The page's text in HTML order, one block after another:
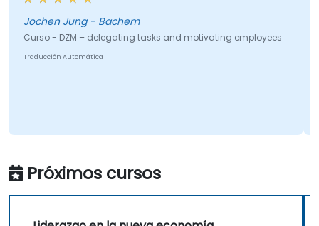
Jochen Jung - Bachem
Curso - DZM – delegating tasks and motivating employees
Traducción Automática
Próximos cursos